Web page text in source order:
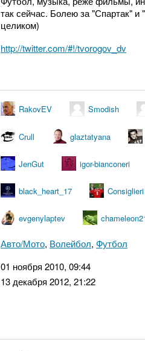
так сейчас. Болею за "Спартак" и
целиком)
http://twitter.com/#!/tvorogov_dv
RakovEV Smodish
Crull glaztatyana
JenGut igor-bianconeri
black_heart_17 Consiglieri
evgenylaptev
Авто/Мото, Волейбол, Футбол
01 ноября 2010, 09:44
13 декабря 2012, 21:22